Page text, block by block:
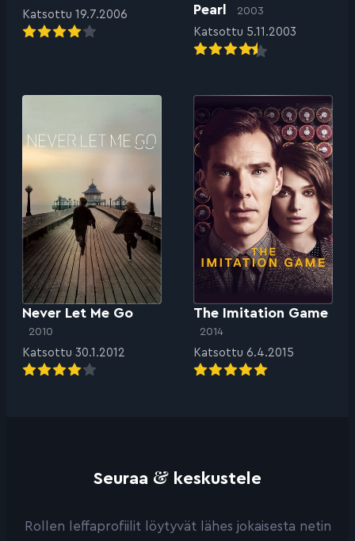
Katsottu 19.7.2006
Pearl
2003
Katsottu 5.11.2003
Never Let Me Go
2010
Katsottu 30.1.2012
The Imitation Game
2014
Katsottu 6.4.2015
Seuraa & keskustele
Rollen leffaprofiilit löytyvät lähes jokaisesta netin